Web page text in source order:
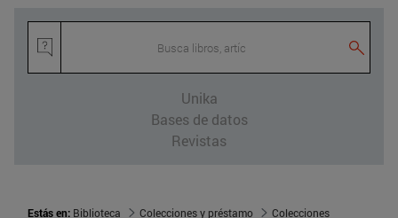
Busca libros, artículos
Unika
Bases de datos
Revistas
Estás en: Biblioteca Colecciones y préstamo
Colecciones